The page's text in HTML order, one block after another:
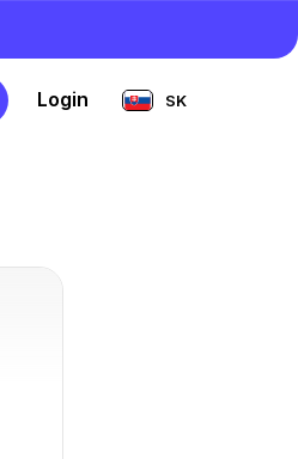
Login SK